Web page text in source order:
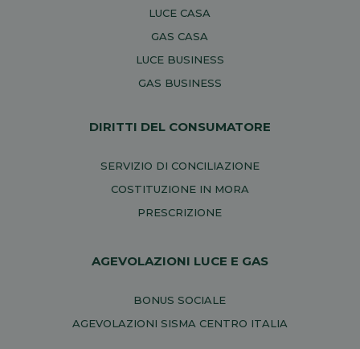
LUCE CASA
GAS CASA
LUCE BUSINESS
GAS BUSINESS
DIRITTI DEL CONSUMATORE
SERVIZIO DI CONCILIAZIONE
COSTITUZIONE IN MORA
PRESCRIZIONE
AGEVOLAZIONI LUCE E GAS
BONUS SOCIALE
AGEVOLAZIONI SISMA CENTRO ITALIA